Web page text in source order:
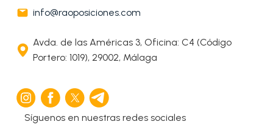
info@raoposiciones.com
Avda. de las Américas 3, Oficina: C4 (Código
Portero: 1019), 29002, Málaga
Síguenos en nuestras redes sociales